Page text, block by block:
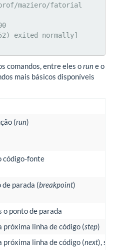
maziero/fatorial
exited normally]
comandos, entre eles orune o
mais básicos disponíveis
(run)
código-fonte
parada (breakpoint)
o ponto de parada
próxima linha de código (step)
próxima linha de código (next),